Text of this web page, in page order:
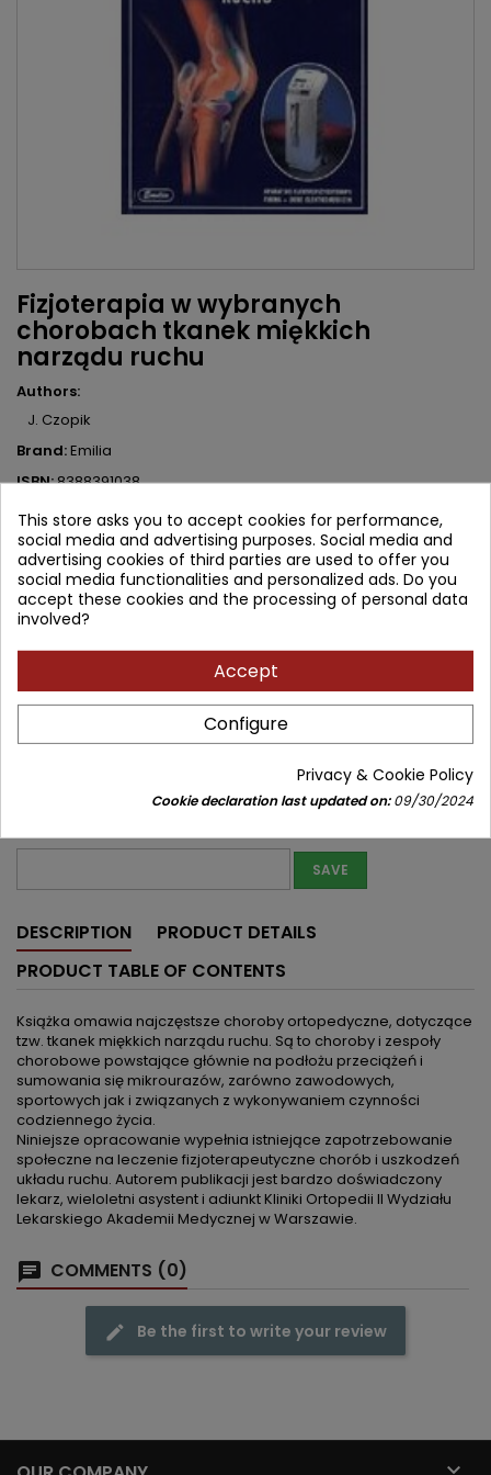
Fizjoterapia w wybranych
chorobach tkanek miękkich
narządu ruchu
Authors:
J. Czopik
Brand:Emilia
ISBN:8388391038
50.40 zł 47.88 zł Save 2.52 zł
Tax included
Lowest price within 30 days before promotion:47.88 zł
Enter your email address to get notifications about new stock of
SAVE
DESCRIPTION
PRODUCT DETAILS
PRODUCT TABLE OF CONTENTS
Książka omawia najczęstsze choroby ortopedyczne, dotyczące
tzw. tkanek miękkich narządu ruchu. Są to choroby i zespoły
chorobowe powstające głównie na podłożu przeciążeń i
sumowania się mikrourazów, zarówno zawodowych,
sportowych jak i związanych z wykonywaniem czynności
codziennego życia.
Niniejsze opracowanie wypełnia istniejące zapotrzebowanie
społeczne na leczenie fizjoterapeutyczne chorób i uszkodzeń
układu ruchu. Autorem publikacji jest bardzo doświadczony
lekarz, wieloletni asystent i adiunkt Kliniki Ortopedii II Wydziału
Lekarskiego Akademii Medycznej w Warszawie.
COMMENTS (0)
Be the first to write your review
This store asks you to accept cookies for performance,
social media and advertising purposes. Social media and
advertising cookies of third parties are used to offer you
social media functionalities and personalized ads. Do you
accept these cookies and the processing of personal data
involved?
Accept
Configure
Privacy & Cookie Policy
Cookie declaration last updated on:09/30/2024